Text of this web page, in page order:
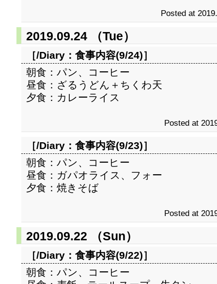
Posted at
2019.09.24 （Tue）
［/Diary： 食事内容(9/24)］
朝食：パン、コーヒー
昼食：ざるうどん＋ちくわ天
夕食：カレーライス
Posted at
［/Diary： 食事内容(9/23)］
朝食：パン、コーヒー
昼食：ガパオライス、フォー
夕食：焼きそば
Posted at
2019.09.22 （Sun）
［/Diary： 食事内容(9/22)］
朝食：パン、コーヒー